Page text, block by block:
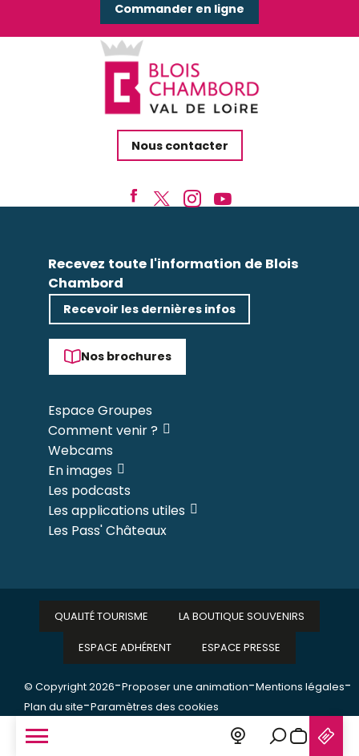
Commander en ligne
Nous contacter
Recevez toute l'information de Blois
Chambord
Recevoir les dernières infos
Nos brochures
Espace Groupes
Comment venir ?
Webcams
En images
Les podcasts
Les applications utiles
Les Pass' Châteaux
© Copyright 2026-Proposer une animation-Mentions légales-
Plan du site-Paramètres des cookies
QUALITÉ TOURISME LA BOUTIQUE SOUVENIRS
ESPACE ADHÉRENT ESPACE PRESSE